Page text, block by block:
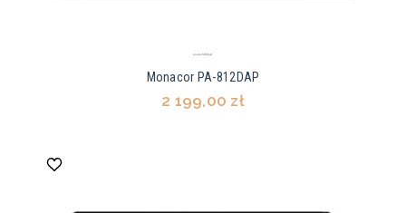
Monacor PA-812DAP
2 199,00 zł